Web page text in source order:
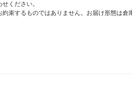
ください。
束するものではありません。お届け形態は